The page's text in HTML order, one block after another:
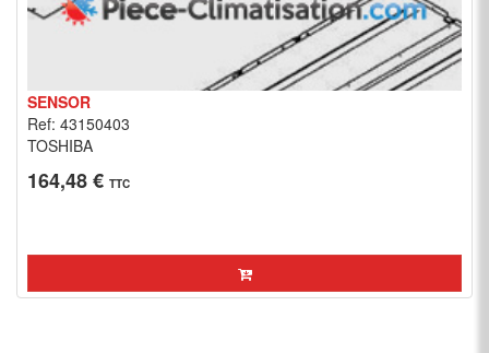
SENSOR
Ref: 43150403
TOSHIBA
164,48 € TTC